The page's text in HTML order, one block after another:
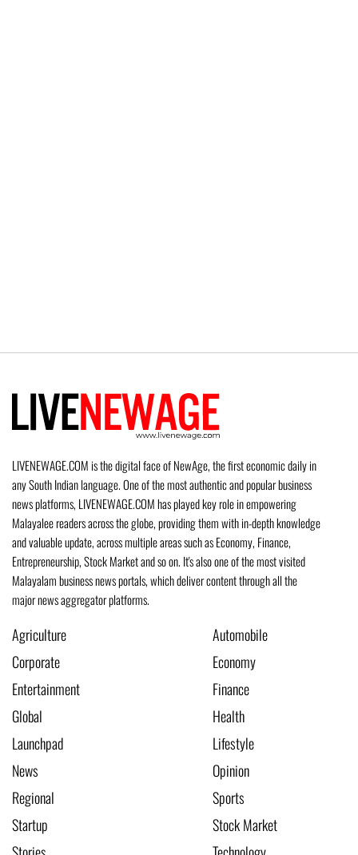
LIVENEWAGE.COM is the digital face of NewAge, the first economic daily in
any South Indian language. One of the most authentic and popular business
news platforms, LIVENEWAGE.COM has played key role in empowering
Malayalee readers across the globe, providing them with in-depth knowledge
and valuable update, across multiple areas such as Economy, Finance,
Entrepreneurship, Stock Market and so on. It's also one of the most visited
Malayalam business news portals, which deliver content through all the
major news aggregator platforms.
Agriculture
Automobile
Corporate
Economy
Entertainment
Finance
Global
Health
Launchpad
Lifestyle
News
Opinion
Regional
Sports
Startup
Stock Market